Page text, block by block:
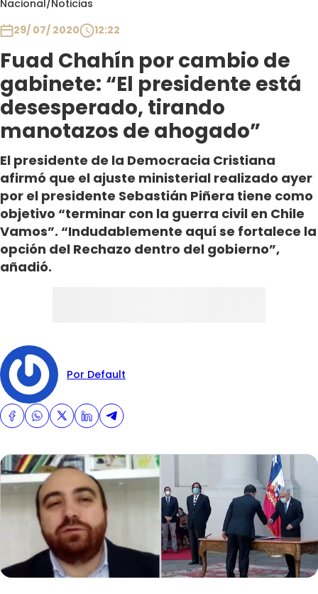
Nacional/Noticias
29/ 07/ 2020
12:22
Fuad Chahín por cambio de
gabinete: “El presidente está
desesperado, tirando
manotazos de ahogado”
El presidente de la Democracia Cristiana
afirmó que el ajuste ministerial realizado ayer
por el presidente Sebastián Piñera tiene como
objetivo “terminar con la guerra civil en Chile
Vamos”. “Indudablemente aquí se fortalece la
opción del Rechazo dentro del gobierno”,
añadió.
Por Default
Club De La Comedia
Contigo en Directo
Plan Perfecto
El Tiempo
Sabingo
Todos Los Programas